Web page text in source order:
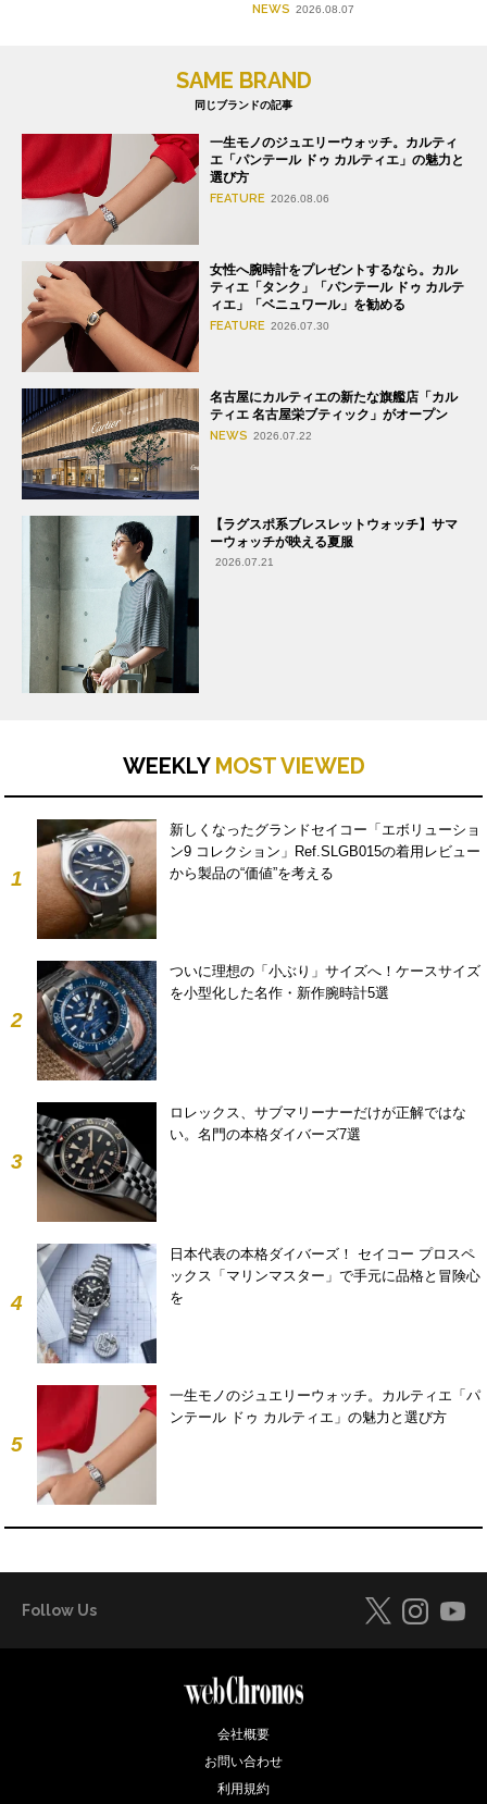
NEWS 2026.08.07
SAME BRAND
同じブランドの記事
一生モノのジュエリーウォッチ。カルティ
エ「パンテール ドゥ カルティエ」の魅力と
選び方
FEATURE 2026.08.06
女性へ腕時計をプレゼントするなら。カル
ティエ「タンク」「パンテール ドゥ カルテ
ィエ」「ベニュワール」を勧める
FEATURE 2026.07.30
名古屋にカルティエの新たな旗艦店「カル
ティエ 名古屋栄ブティック」がオープン
NEWS 2026.07.22
【ラグスポ系ブレスレットウォッチ】サマ
ーウォッチが映える夏服
2026.07.21
WEEKLY MOST VIEWED
1
新しくなったグランドセイコー「エボリューショ
ン9 コレクション」Ref.SLGB015の着用レビュー
から製品の“価値”を考える
2
ついに理想の「小ぶり」サイズへ！ケースサイズ
を小型化した名作・新作腕時計5選
3
ロレックス、サブマリーナーだけが正解ではな
い。名門の本格ダイバーズ7選
4
日本代表の本格ダイバーズ！ セイコー プロスペ
ックス「マリンマスター」で手元に品格と冒険心
を
5
一生モノのジュエリーウォッチ。カルティエ「パ
ンテール ドゥ カルティエ」の魅力と選び方
Follow Us
会社概要
お問い合わせ
利用規約